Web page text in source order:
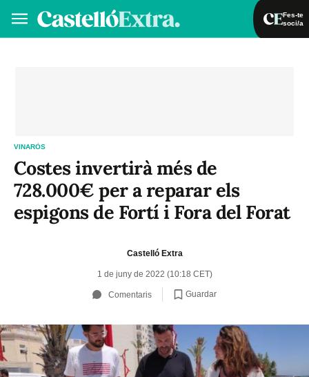
Fes-te
soci/a
VINARÒS
Costes invertirà més de
728.000€ per a reparar els
espigons de Fortí i Fora del Forat
Castelló Extra
1 de juny de 2022 (10:18 CET)
Comentaris Guardar